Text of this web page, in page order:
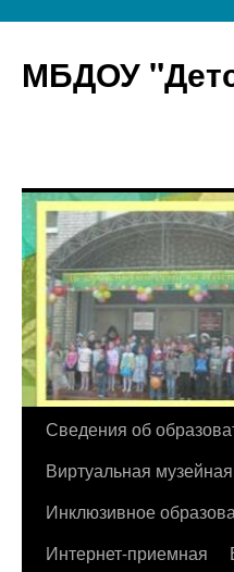
МБДОУ
Перейти
содержимому
Сведения об
Виртуальная
Инклюзивное
Интернет-приемная